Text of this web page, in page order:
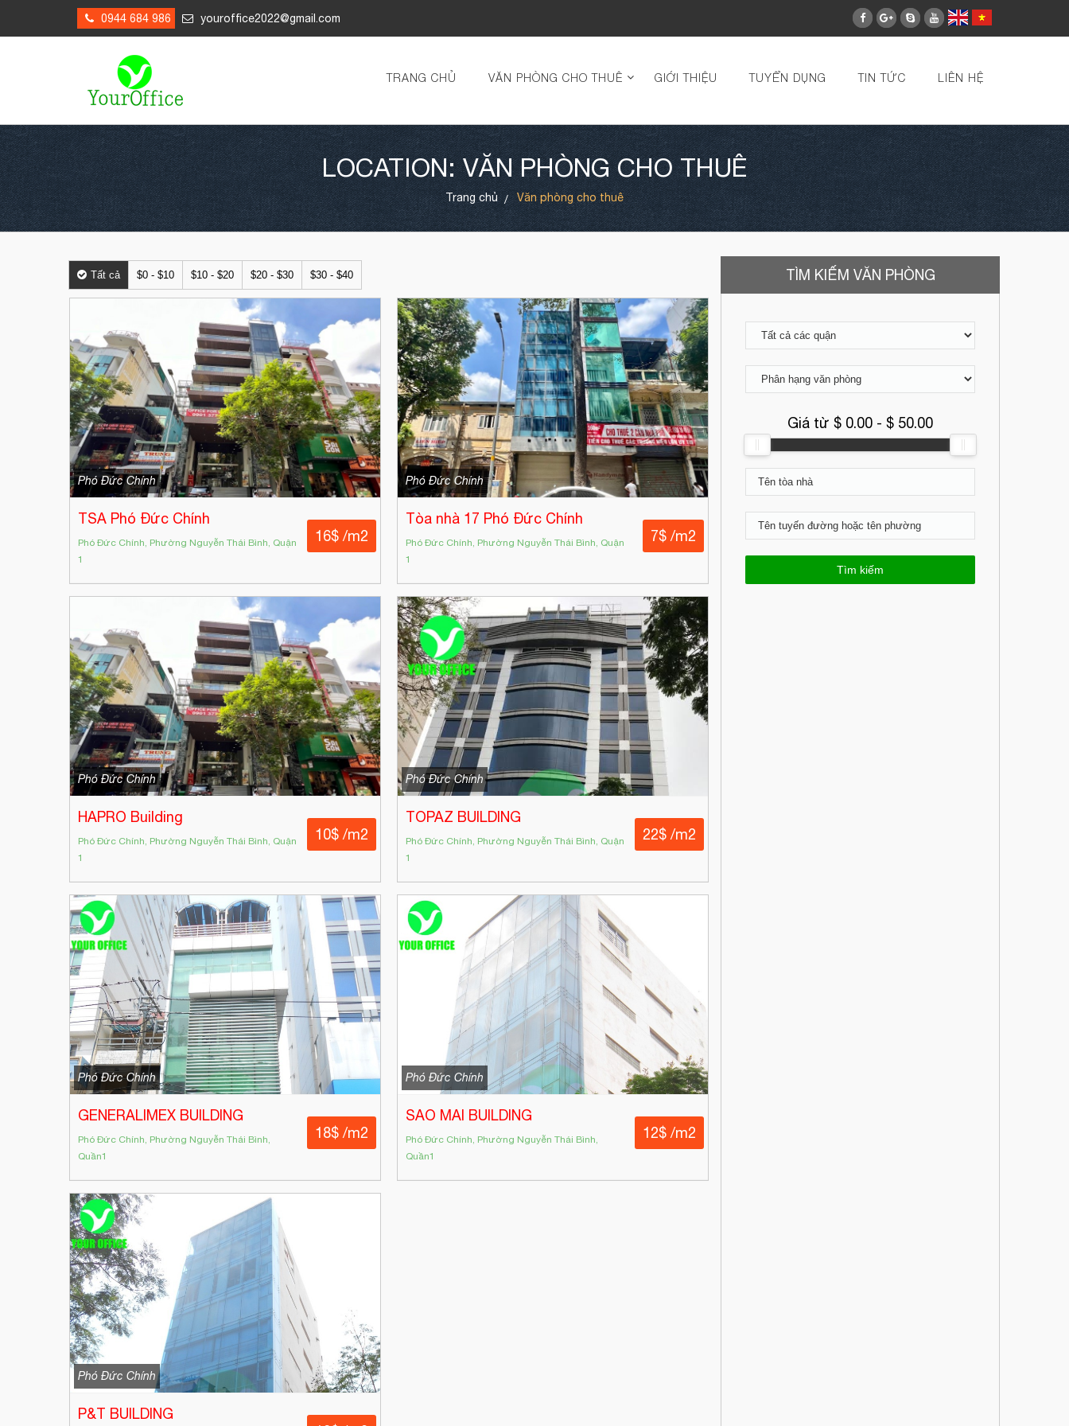
0944 684 986 youroffice2022@gmail.com
TRANG CHỦ VĂN PHÒNG CHO THUÊ GIỚI THIỆU TUYỂN DỤNG TIN TỨC LIÊN HỆ
LOCATION: VĂN PHÒNG CHO THUÊ
Trang chủ Văn phòng cho thuê
TÌM KIẾM VĂN PHÒNG
Giá từ $ 0.00 - $ 50.00
Tất cả $0 - $10 $10 - $20 $20 - $30 $30 - $40
Phó Đức Chính
TSA Phó Đức Chính
Phó Đức Chính, Phường Nguyễn Thái Bình, Quận
1
16$ /m2
Phó Đức Chính
Tòa nhà 17 Phó Đức Chính
Phó Đức Chính, Phường Nguyễn Thái Bình, Quận
1
7$ /m2
Phó Đức Chính
HAPRO Building
Phó Đức Chính, Phường Nguyễn Thái Bình, Quận
1
10$ /m2
Phó Đức Chính
TOPAZ BUILDING
Phó Đức Chính, Phường Nguyễn Thái Bình, Quận
1
22$ /m2
Phó Đức Chính
GENERALIMEX BUILDING
Phó Đức Chính, Phường Nguyễn Thái Bình,
Quần1
18$ /m2
Phó Đức Chính
SAO MAI BUILDING
Phó Đức Chính, Phường Nguyễn Thái Bình,
Quần1
12$ /m2
Phó Đức Chính
P&T BUILDING